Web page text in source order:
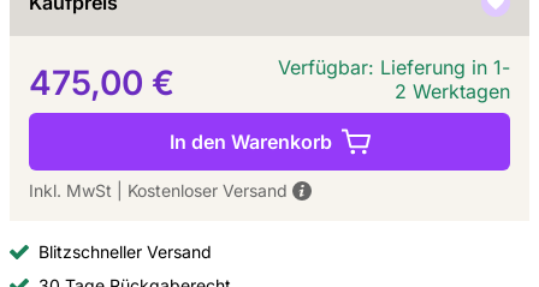
475,00 €
Verfügbar: Lieferung in 1-
2 Werktagen
In den Warenkorb
Inkl. MwSt Kostenloser Versand
Blitzschneller Versand